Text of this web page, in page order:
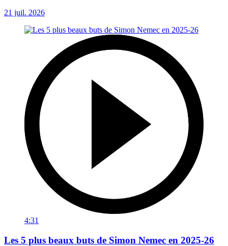
21 juil. 2026
4:31
Les 5 plus beaux buts de Simon Nemec en 2025-26